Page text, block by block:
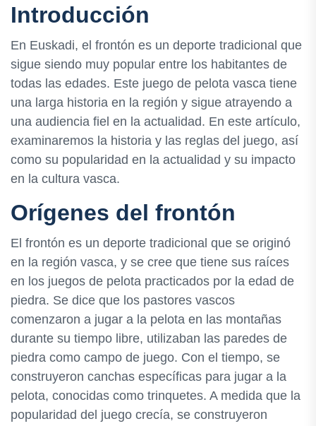
Introducción
En Euskadi, el frontón es un deporte tradicional que
sigue siendo muy popular entre los habitantes de
todas las edades. Este juego de pelota vasca tiene
una larga historia en la región y sigue atrayendo a
una audiencia fiel en la actualidad. En este artículo,
examinaremos la historia y las reglas del juego, así
como su popularidad en la actualidad y su impacto
en la cultura vasca.
Orígenes del frontón
El frontón es un deporte tradicional que se originó
en la región vasca, y se cree que tiene sus raíces
en los juegos de pelota practicados por la edad de
piedra. Se dice que los pastores vascos
comenzaron a jugar a la pelota en las montañas
durante su tiempo libre, utilizaban las paredes de
piedra como campo de juego. Con el tiempo, se
construyeron canchas específicas para jugar a la
pelota, conocidas como trinquetes. A medida que la
popularidad del juego crecía, se construyeron